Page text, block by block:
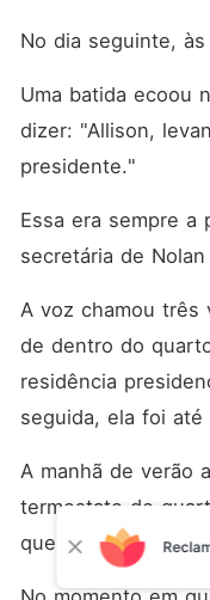
No dia seguinte,
Uma batida ecoou
dizer: "Allison,
presidente."
Essa era sempre a
secretária de
A voz chamou três
de dentro do
residência
seguida, ela foi
A manhã de verão
termostato do
quebrado há